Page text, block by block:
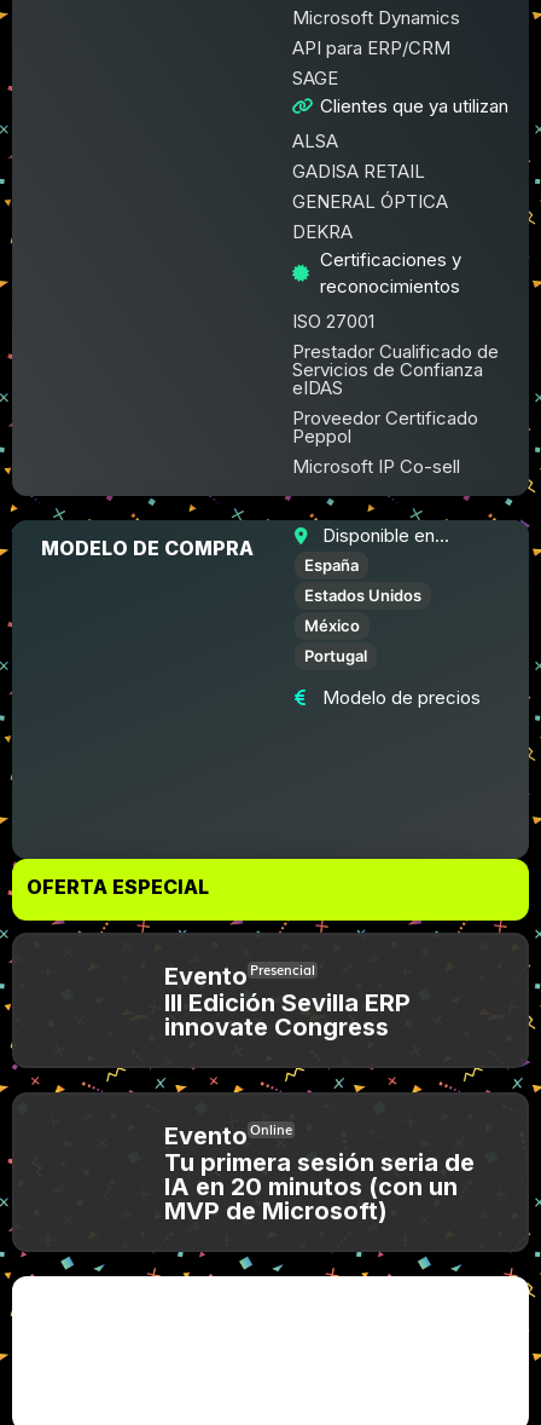
Microsoft Dynamics
API para ERP/CRM
SAGE
Clientes que ya utilizan
ALSA
GADISA RETAIL
GENERAL ÓPTICA
DEKRA
Certificaciones y
reconocimientos
ISO 27001
Prestador Cualificado de
Servicios de Confianza
eIDAS
Proveedor Certificado
Peppol
Microsoft IP Co-sell
MODELO DE COMPRA
Disponible en...
España
Estados Unidos
México
Portugal
Modelo de precios
OFERTA ESPECIAL
Evento Presencial
III Edición Sevilla ERP
innovate Congress
EventoOnline
Tu primera sesión seria de
IA en 20 minutos (con un
MVP de Microsoft)